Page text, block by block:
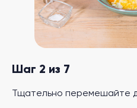
Шаг 2 из 7
Тщательно перемешайте